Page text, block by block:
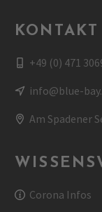
KONTAKT
+49 (0) 471
info@blue-
Am Spadener
Corona Infos